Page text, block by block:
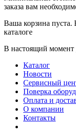
заказа вам
Ваша корзина
каталоге
В настоящий момент
Каталог
Новости
Сервисный
Поверка
Оплата и
О компании
Контакты